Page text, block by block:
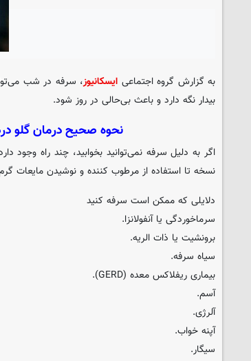
به گزارش گروه اجتماعی ایسکانیوز، سرفه در شب
بیدار نگه دارد و باعث بی‌حالی در روز شود.
نحوه صحیح درمان گلو درد
اگر به دلیل سرفه نمی‌توانید بخوابید، چند راه وجود
نسخه تا استفاده از مرطوب کننده و نوشیدن مایعات
دلایلی که ممکن است سرفه کنید
سرماخوردگی یا آنفولانزا.
برونشیت یا ذات الریه.
سیاه سرفه.
بیماری ریفلاکس معده (GERD).
آسم.
آلرژی.
آپنه خواب.
سیگار.